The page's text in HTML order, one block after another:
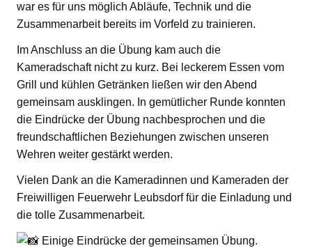
war es für uns möglich Abläufe, Technik und die
Zusammenarbeit bereits im Vorfeld zu trainieren.
Im Anschluss an die Übung kam auch die
Kameradschaft nicht zu kurz. Bei leckerem Essen vom
Grill und kühlen Getränken ließen wir den Abend
gemeinsam ausklingen. In gemütlicher Runde konnten
die Eindrücke der Übung nachbesprochen und die
freundschaftlichen Beziehungen zwischen unseren
Wehren weiter gestärkt werden.
Vielen Dank an die Kameradinnen und Kameraden der
Freiwilligen Feuerwehr Leubsdorf für die Einladung und
die tolle Zusammenarbeit.
Einige Eindrücke der gemeinsamen Übung.